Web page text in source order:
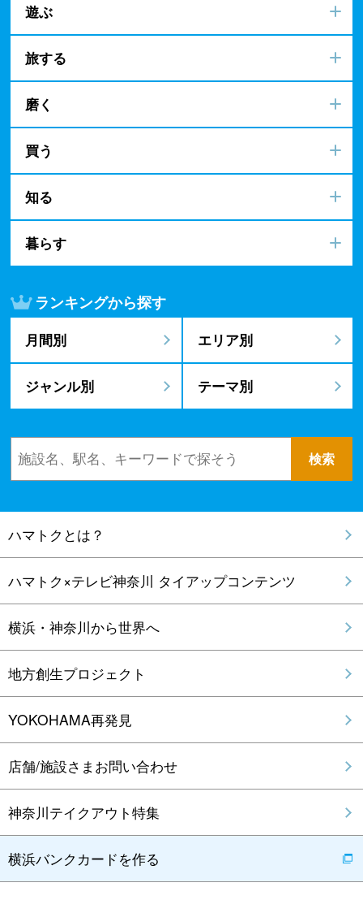
遊ぶ
旅する
磨く
買う
知る
暮らす
ランキングから探す
月間別 エリア別
ジャンル別 テーマ別
ハマトクとは？
ハマトク×テレビ神奈川 タイアップコンテンツ
横浜・神奈川から世界へ
地方創生プロジェクト
YOKOHAMA再発見
店舗/施設さまお問い合わせ
神奈川テイクアウト特集
横浜バンクカードを作る